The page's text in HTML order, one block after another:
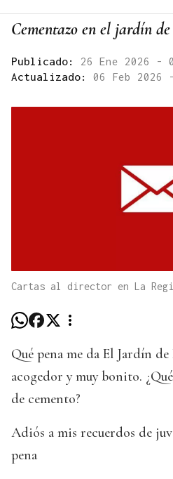
Cementazo en el jardín
Publicado: 26 Ene 2026 -
Actualizado: 06 Feb 2026
Cartas al director en La
Qué pena me da El Jardín
acogedor y muy bonito.
de cemento?
Adiós a mis recuerdos de
pena